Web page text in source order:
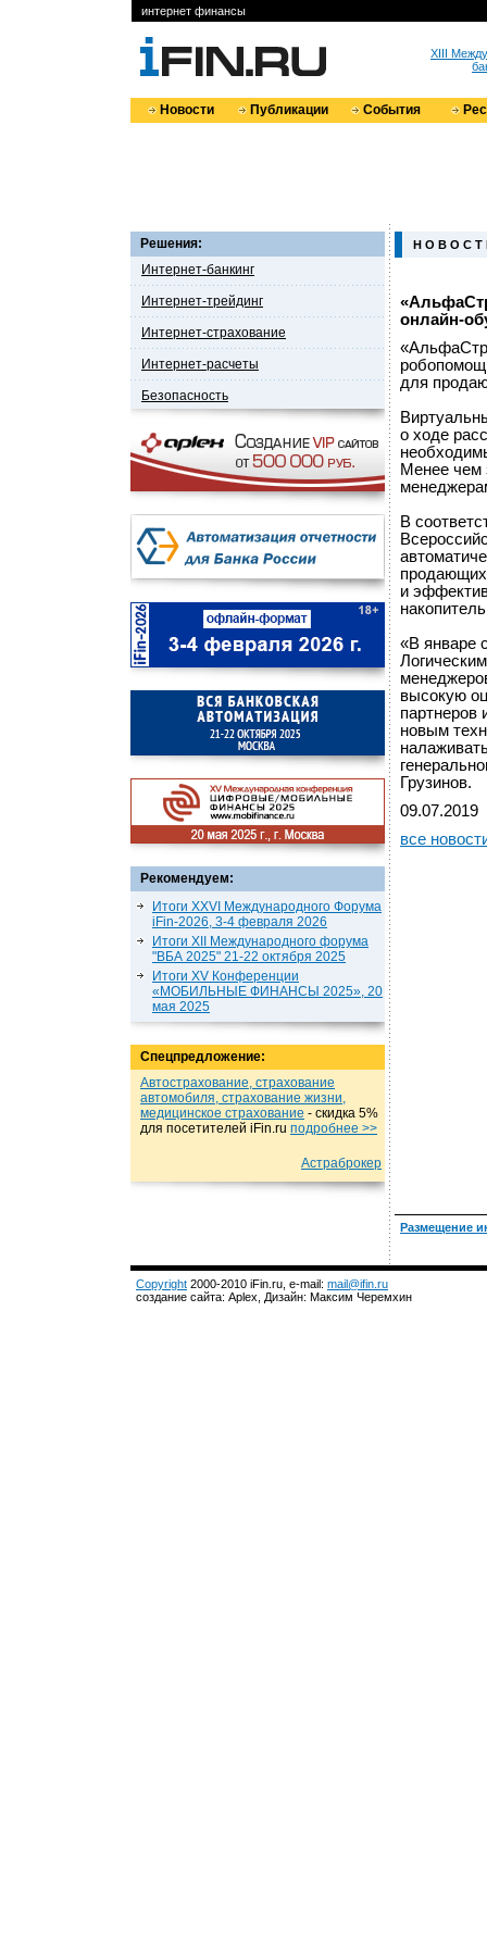
интернет финансы
XIII
Новости Публикации События
Решения:
Интернет-банкинг
Интернет-трейдинг
Интернет-страхование
Интернет-расчеты
Безопасность
Рекомендуем:
Итоги XXVI Международного Форума
iFin-2026, 3-4 февраля 2026
Итоги XII Международного форума
"ВБА 2025" 21-22 октября 2025
Итоги XV Конференции
«МОБИЛЬНЫЕ ФИНАНСЫ 2025», 20
мая 2025
Спецпредложение:
Автострахование, страхование
автомобиля, страхование жизни,
медицинское страхование - cкидка 5%
для посетителей iFin.ru подробнеe >>
Астраброкер
Н О В О С Т
онлайн-
для
о ходе
Менее чем
В
и
«В январе
высокую
партнеров
новым
Грузинов.
09.07.2019
все
Размещение
Copyright 2000-2010 iFin.ru, e-mail: mail@ifin.ru
создание сайта: Aplex, Дизайн: Максим Черемхин